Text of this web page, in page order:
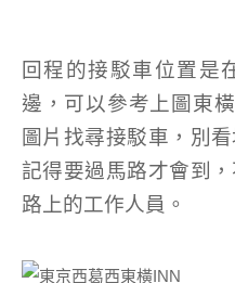
回程的接駁車位置是
邊，可以參考上圖東
圖片找尋接駁車，別
記得要過馬路才會到
路上的工作人員。